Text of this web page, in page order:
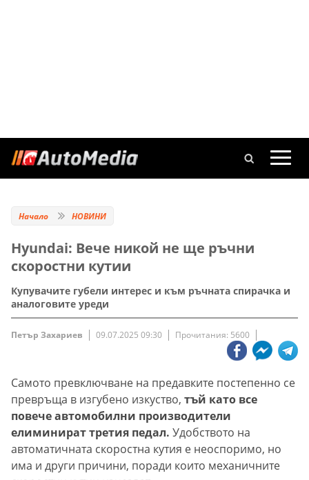
Начало НОВИНИ
Hyundai: Вече никой не ще ръчни
скоростни кутии
Купувачите губели интерес и към ръчната спирачка и
аналоговите уреди
Петър Захариев 09.07.2025 09:30 Прочитания: 5600
Самото превключване на предавките постепенно се
превръща в изгубено изкуство, тъй като все
повече автомобилни производители
елиминират третия педал. Удобството на
автоматичната скоростна кутия е неоспоримо, но
има и други причини, поради които механичните